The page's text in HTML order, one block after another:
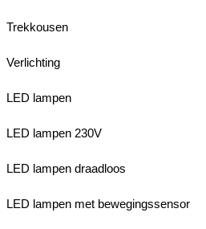
Trekkousen
Verlichting
LED lampen
LED lampen 230V
LED lampen draadloos
LED lampen met bewegingssensor